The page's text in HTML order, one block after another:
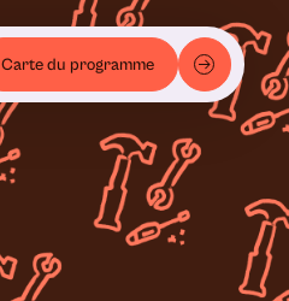
Carte du programme